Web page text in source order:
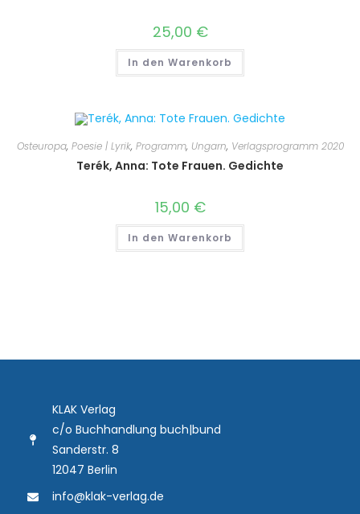
25,00 €
In den Warenkorb
Osteuropa, Poesie | Lyrik, Programm, Ungarn, Verlagsprogramm 2020
Terék, Anna: Tote Frauen. Gedichte
15,00 €
In den Warenkorb
KLAK Verlag
c/o Buchhandlung buch|bund
Sanderstr. 8
12047 Berlin
info@klak-verlag.de